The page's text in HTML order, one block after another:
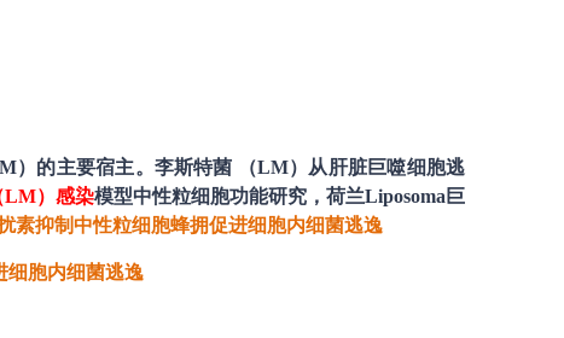
）的主要宿主。 李斯特菌 （LM）从肝脏巨噬细胞逃
） 感染模型中性粒细胞功能研究，荷兰Liposoma巨
素抑制中性粒细胞蜂拥促进细胞内细菌逃逸